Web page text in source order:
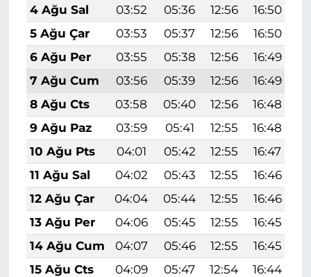
4 Ağu Sal
03:52 05:36 12:56 16:50
5 Ağu Çar
03:53 05:37 12:56 16:50
6 Ağu Per
03:55 05:38 12:56 16:49
7 Ağu Cum
03:56 05:39 12:56 16:49
8 Ağu Cts
03:58 05:40 12:56 16:48
9 Ağu Paz
03:59 05:41 12:55 16:48
10 Ağu Pts
04:01 05:42 12:55 16:47
11 Ağu Sal
04:02 05:43 12:55 16:46
12 Ağu Çar
04:04 05:44 12:55 16:46
13 Ağu Per
04:06 05:45 12:55 16:45
14 Ağu Cum
04:07 05:46 12:55 16:45
15 Ağu Cts
04:09 05:47 12:54 16:44